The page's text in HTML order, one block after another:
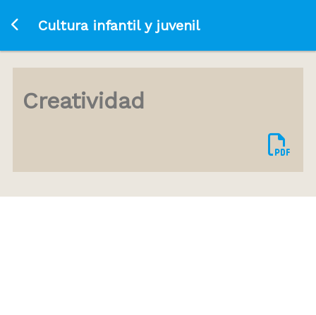
Ir a la página principal
Cultura infantil y juvenil
Creatividad